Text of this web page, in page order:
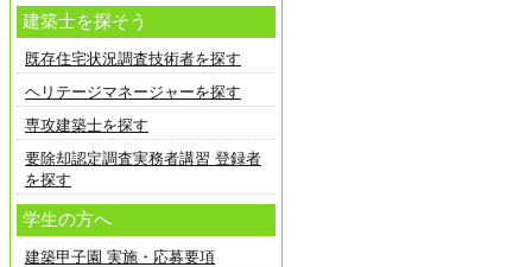
建築士を探そう
既存住宅状況調査技術者を探す
ヘリテージマネージャーを探す
専攻建築士を探す
要除却認定調査実務者講習 登録者
を探す
学生の方へ
建築甲子園 実施・応募要項